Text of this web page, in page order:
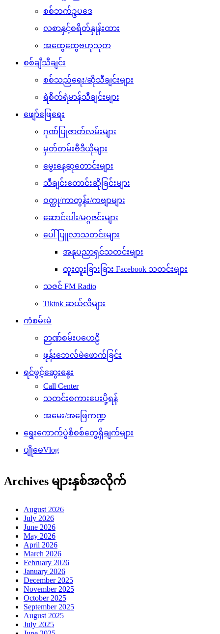
စစ်ဘက်ဥပဒေ
လစာနှင့်စရိတ်နှုန်းထား
အထွေထွေဗဟုသုတ
စစ်ချီသီချင်း
စစ်သည်ရေး/ဆိုသီချင်းများ
ရဲစိတ်ရဲမာန်သီချင်းများ
ဖျော်ဖြေရေး
ဂုဏ်ပြုဇာတ်လမ်းများ
မှတ်တမ်းဗီဒီယိုများ
မွေးနေ့ဆုတောင်းများ
သီချင်းတောင်းဆိုခြင်းများ
ဝတ္ထု/ကာတွန်း/ကဗျာများ
ဆောင်းပါး/မဂ္ဂဇင်းများ
ပေါ်ပြူလာသတင်းများ
အနုပညာရှင်သတင်းများ
ထူးထူးခြားခြား Facebook သတင်းများ
သဇင် FM Radio
Tiktok ဆယ်လီများ
ကံစမ်းမဲ
ဉာဏ်စမ်းပဟေဠိ
ဖုန်းဘေလ်မဲဖောက်ခြင်း
ရင်ဖွင့်ဆွေးနွေး
Call Center
သတင်းစကားပေးပို့ရန်
အမေး/အဖြေကဏ္ဍ
ရွေးကောက်ပွဲစိစစ်တွေ့ရှိချက်များ
ပျိုမေVlog
Archives များနှစ်အလိုက်
August 2026
July 2026
June 2026
May 2026
April 2026
March 2026
February 2026
January 2026
December 2025
November 2025
October 2025
September 2025
August 2025
July 2025